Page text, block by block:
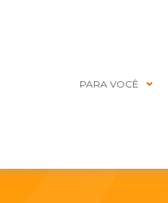
PARA VOCÊ